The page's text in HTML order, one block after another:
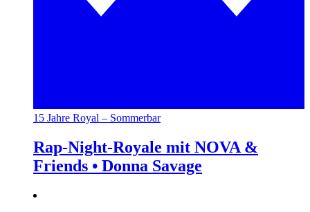
15 Jahre Royal – Sommerbar
Rap-Night-Royale mit NOVA &
Friends • Donna Savage